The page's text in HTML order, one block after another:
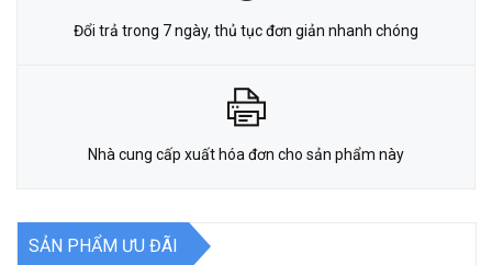
Đổi trả trong 7 ngày, thủ tục đơn giản nhanh chóng
Nhà cung cấp xuất hóa đơn cho sản phẩm này
SẢN PHẨM ƯU ĐÃI